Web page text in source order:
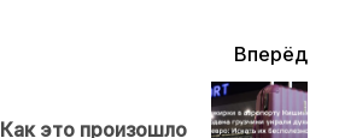
Вперёд
Как это произошло